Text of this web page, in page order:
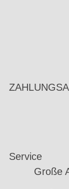
Service
Große